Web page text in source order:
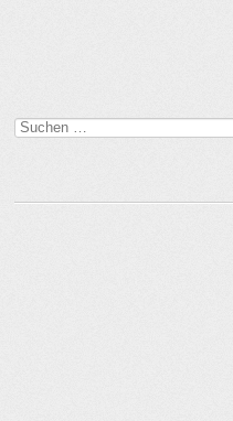
Suchen
nach: